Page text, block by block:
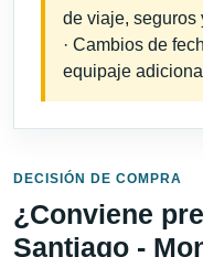
de viaje, seguros
· Cambios de
equipaje
DECISIÓN DE COMPRA
¿Conviene
Santiago -